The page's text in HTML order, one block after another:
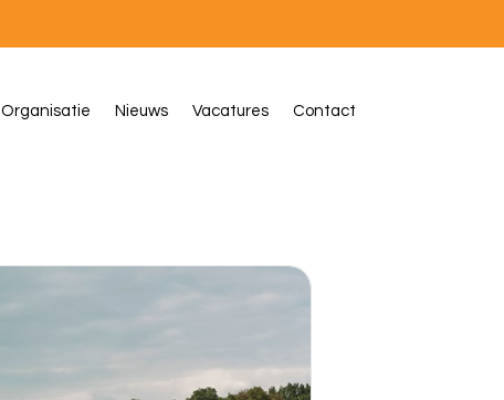
Organisatie Nieuws Vacatures Contact